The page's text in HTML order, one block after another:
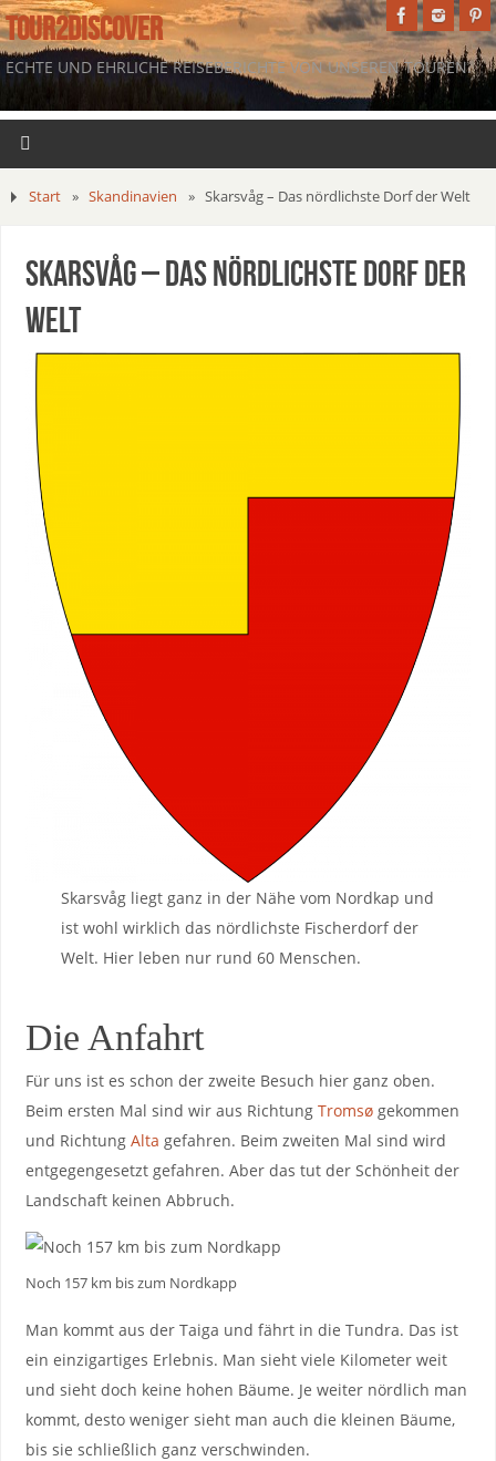
TOUR2DISCOVER
ECHTE UND EHRLICHE REISEBERICHTE VON UNSEREN TOUREN.
Start » Skandinavien » Skarsvåg – Das nördlichste Dorf der Welt
Skarsvåg – Das nördlichste Dorf der
Welt
Skarsvåg liegt ganz in der Nähe vom Nordkap und
ist wohl wirklich das nördlichste Fischerdorf der
Welt. Hier leben nur rund 60 Menschen.
Die Anfahrt
Für uns ist es schon der zweite Besuch hier ganz oben.
Beim ersten Mal sind wir aus Richtung Tromsøgekommen
und Richtung Alta gefahren. Beim zweiten Mal sind wird
entgegengesetzt gefahren. Aber das tut der Schönheit der
Landschaft keinen Abbruch.
Noch 157 km bis zum Nordkapp
Man kommt aus der Taiga und fährt in die Tundra. Das ist
ein einzigartiges Erlebnis. Man sieht viele Kilometer weit
und sieht doch keine hohen Bäume. Je weiter nördlich man
kommt, desto weniger sieht man auch die kleinen Bäume,
bis sie schließlich ganz verschwinden.